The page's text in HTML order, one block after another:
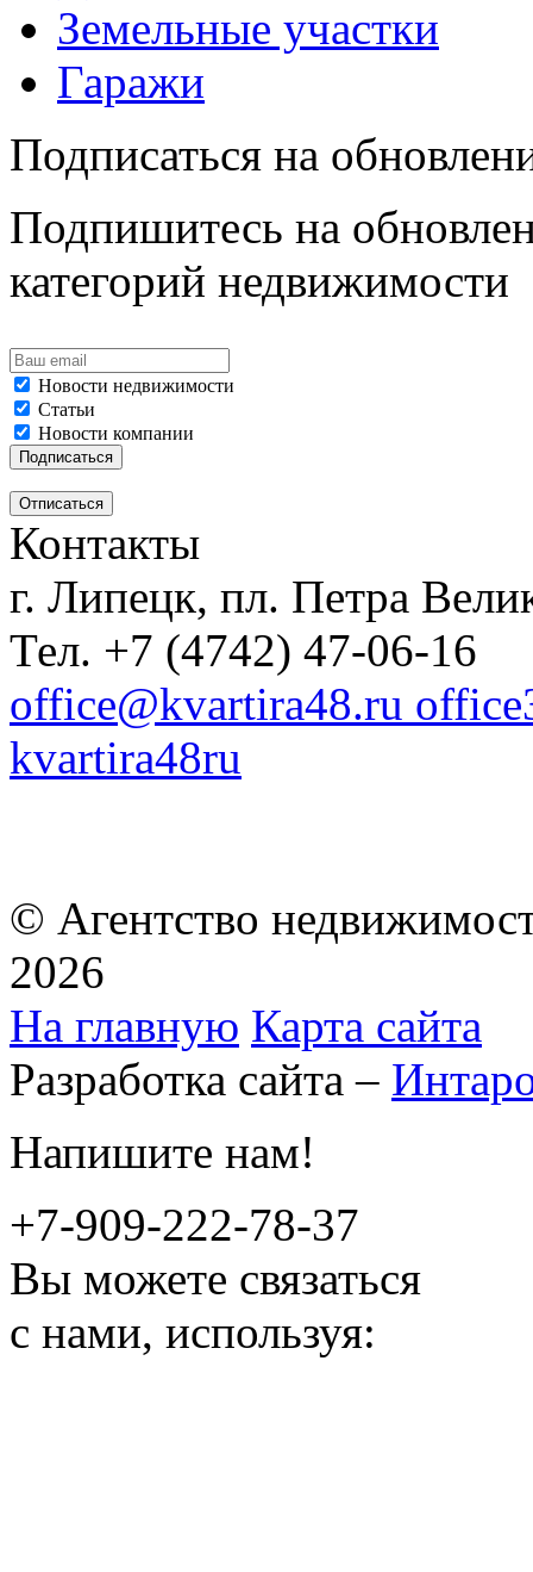
Земельные участки
Гаражи
Подписаться на
Подпишитесь на
категорий недвижимости
Новости недвижимости
Статьи
Новости компании
Контакты
г. Липецк, пл. Петра
Тел. +7 (4742) 47-06-16
office@kvartira48.ru
kvartira48ru
© Агентство
2026
На главную Карта сайта
Разработка сайта –
Напишите нам!
+7-909-222-78-37
Вы можете связаться
с нами, используя: